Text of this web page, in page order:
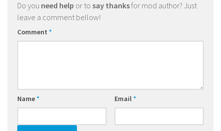
Do you need help or to say thanksfor mod author? Just
leave a comment bellow!
Comment *
Name* Email*